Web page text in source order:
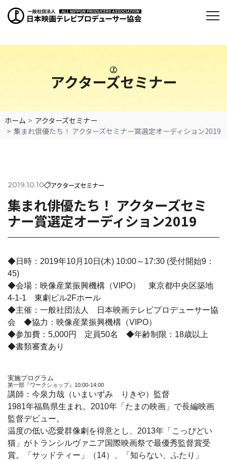
アクターズセミナー
ホーム
アクターズセミナー
集まれ俳優たち！ アクターズセミナー賞選定オーディション2019
2019.10.10 アクターズセミナー
集まれ俳優たち！ アクターズセミ
ナー賞選定オーディション2019
◆日時：2019年10月10日(木) 10:00～17:30 (受付開始9：
45)
◆会場：映像産業振興機構（VIPO） 東京都中央区築地
4-1-1 東劇ビル2Fホール
◆主催：一般社団法人 日本映画テレビプロデューサー協
会 ◆協力：映像産業振興機構（VIPO）
◆参加費：5,000円 定員50名 ◆年齢制限：18歳以上
◆書類審査あり
実施プログラム
第一部『ワークショップ』10:00-14:00
講師： 今泉力哉 （いまいずみ りきや）監督
1981年福島県生まれ。2010年「たまの映画」で長編映画
監督デビュー。
温度の低い恋愛群像劇を得意とし、2013年「こっぴどい
猫」がトランシルヴァニア国際映画祭で最優秀監督賞受
賞。「サッドティー」（14）、「知らない、ふたり」